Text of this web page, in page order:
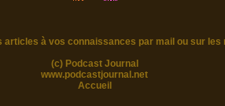
articles à vos connaissances par mail ou sur les
(c) Podcast Journal
www.podcastjournal.net
Accueil